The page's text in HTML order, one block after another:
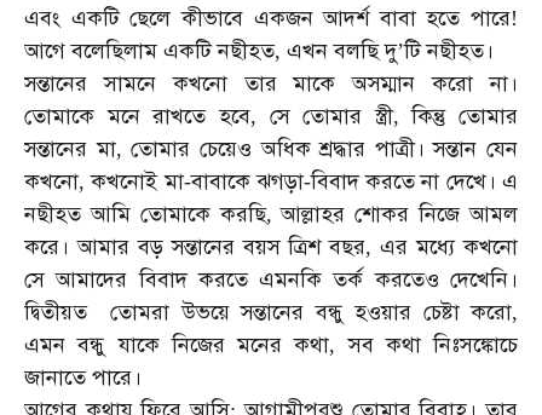
এবং একটি ছেলে কীভাবে একজন আদর্শ বাবা হতে পারে!
আগে বলেছিলাম একটি নছীহত, এখন বলছি দু’টি নছীহত।
সন্তানের
সামনে কখনো তার মাকে অসম্মান করো
না।
তোমাকে মনে রাখতে হবে, সে তোমার স্ত্রী,কিন্তু তোমার
সন্তানের মা,তোমার চেয়েও অধিক শ্রদ্ধার পাত্রী। সন্তান যেন
কখনো,কখনোই মা-বাবাকে ঝগড়া-বিবাদ করতে না দেখে। এ
নছীহত আমি তোমাকে করছি,আল্লাহর শোকর নিজে আমল
করে। আমার বড় সন্তানের বয়স ত্রিশ বছর,এর মধ্যে কখনো
সে আমাদের বিবাদ করতে এমনকি তর্ক করতেও দেখেনি।
দ্বিতীয়ত
তোমরা উভয়ে সন্তানের বন্ধু হওয়ার চেষ্টা করো,
এমন বন্ধু যাকে নিজের মনের কথা,সব কথা নিঃসঙ্কোচে
জানাতে পারে।
;